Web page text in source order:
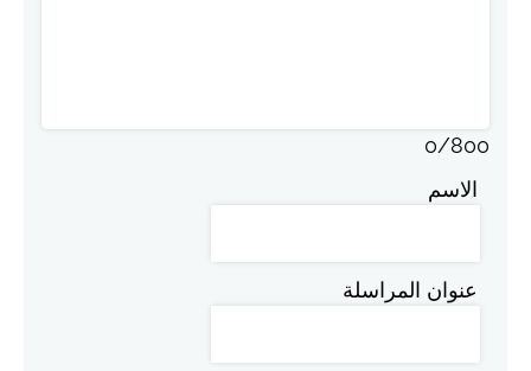
0/800
الاسم
عنوان المراسلة